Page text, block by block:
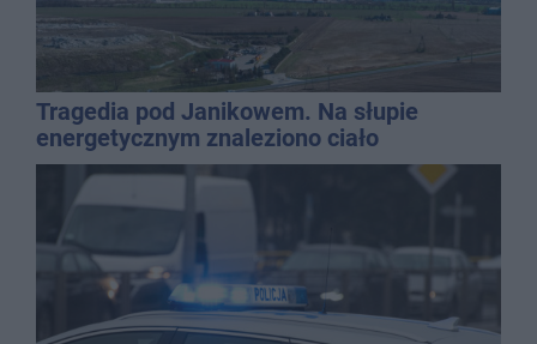
Tragedia pod Janikowem. Na słupie
energetycznym znaleziono ciało
mężczyzny